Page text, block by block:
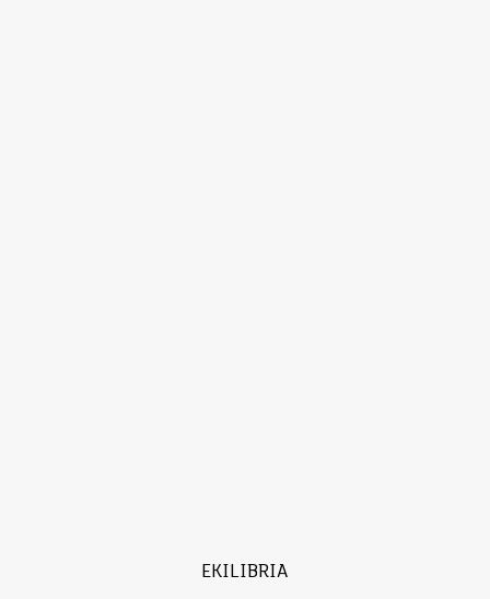
EKILIBRIA